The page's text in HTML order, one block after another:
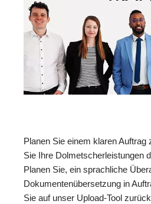
Planen Sie einem klaren Auftrag
Sie Ihre Dolmetscherleistungen
Planen Sie, ein sprachliche
Dokumentenübersetzung in
Sie auf unser Upload-Tool